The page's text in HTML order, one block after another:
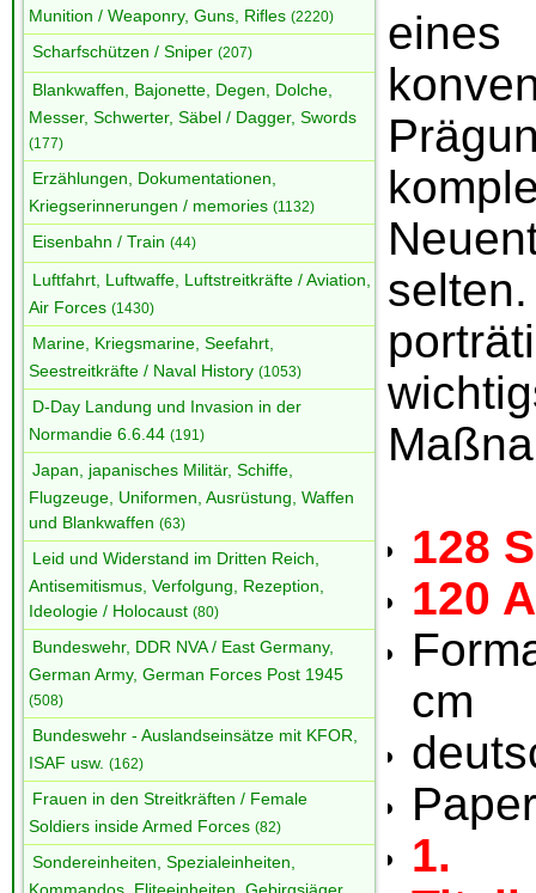
Munition / Weaponry, Guns, Rifles (2220)
Scharfschützen / Sniper (207)
Blankwaffen, Bajonette, Degen, Dolche,
Messer, Schwerter, Säbel / Dagger, Swords
(177)
Erzählungen, Dokumentationen,
Kriegserinnerungen / memories (1132)
Eisenbahn / Train (44)
Luftfahrt, Luftwaffe, Luftstreitkräfte / Aviation,
Air Forces (1430)
Marine, Kriegsmarine, Seefahrt,
Seestreitkräfte / Naval History (1053)
D-Day Landung und Invasion in der
Normandie 6.6.44 (191)
Japan, japanisches Militär, Schiffe,
Flugzeuge, Uniformen, Ausrüstung, Waffen
und Blankwaffen (63)
Leid und Widerstand im Dritten Reich,
Antisemitismus, Verfolgung, Rezeption,
Ideologie / Holocaust (80)
Bundeswehr, DDR NVA / East Germany,
German Army, German Forces Post 1945
(508)
Bundeswehr - Auslandseinsätze mit KFOR,
ISAF usw. (162)
Frauen in den Streitkräften / Female
Soldiers inside Armed Forces (82)
Sondereinheiten, Spezialeinheiten,
eines
128
120
cm
1.